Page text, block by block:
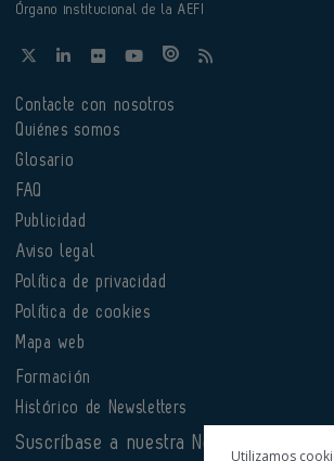
Órgano institucional de la AEFI
Contacte con nosotros
Quiénes somos
Glosario
FAQ
Publicidad
Aviso legal
Política de privacidad
Política de cookies
Mapa web
Formación
Histórico de Newsletters
Suscríbase a nuestra Newsletter
Utilizamos